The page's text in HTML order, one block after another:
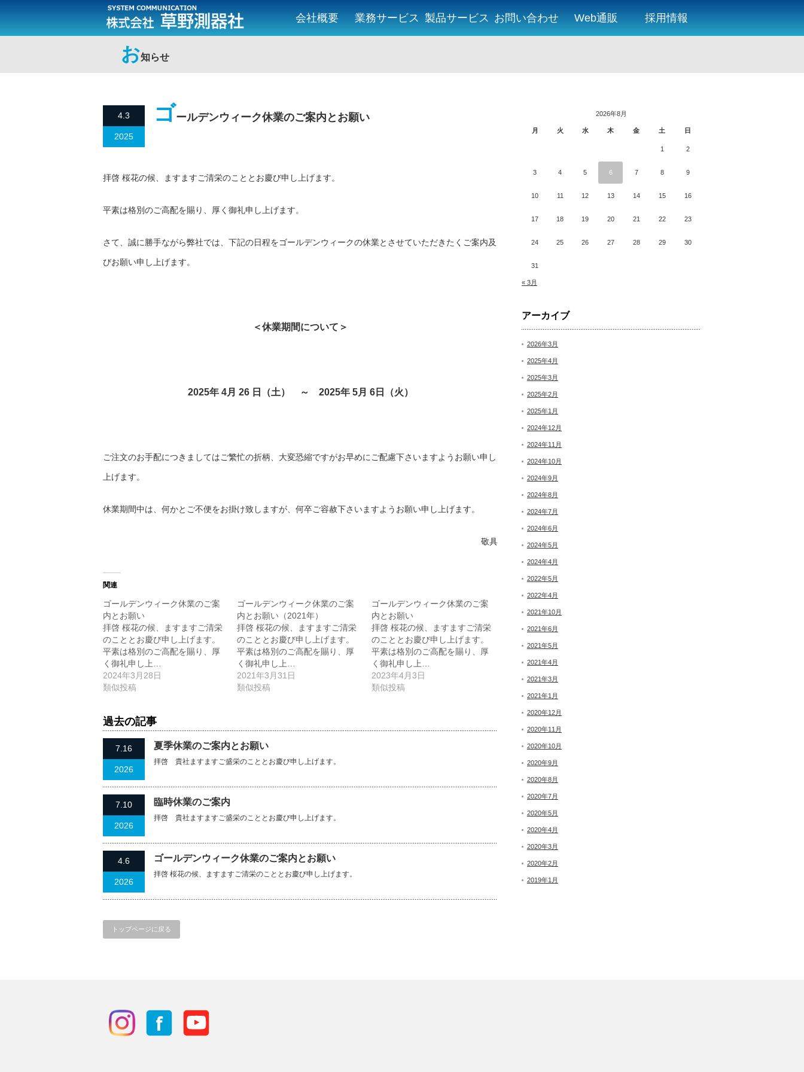
会社概要 業務サービス 製品サービス お問い合わせ Web通販 採用情報
お知らせ
4.3
2025
ゴールデンウィーク休業のご案内とお願い
拝啓 桜花の候、ますますご清栄のこととお慶び申し上げます。
平素は格別のご高配を賜り、厚く御礼申し上げます。
さて、誠に勝手ながら弊社では、下記の日程をゴールデンウィークの休業とさせていただきたくご案内及
びお願い申し上げます。
＜休業期間について＞
2025年 4月 26 日（土） ～ 2025年 5月 6日（火）
ご注文のお手配につきましてはご繁忙の折柄、大変恐縮ですがお早めにご配慮下さいますようお願い申し
上げます。
休業期間中は、何かとご不便をお掛け致しますが、何卒ご容赦下さいますようお願い申し上げます。
敬具
関連
ゴールデンウィーク休業のご案
内とお願い
拝啓 桜花の候、ますますご清栄
のこととお慶び申し上げます。
平素は格別のご高配を賜り、厚
く御礼申し上…
2024年3月28日
類似投稿
ゴールデンウィーク休業のご案
内とお願い（2021年）
拝啓 桜花の候、ますますご清栄
のこととお慶び申し上げます。
平素は格別のご高配を賜り、厚
く御礼申し上…
2021年3月31日
類似投稿
ゴールデンウィーク休業のご案
内とお願い
拝啓 桜花の候、ますますご清栄
のこととお慶び申し上げます。
平素は格別のご高配を賜り、厚
く御礼申し上…
2023年4月3日
類似投稿
過去の記事
7.16
2026
夏季休業のご案内とお願い
拝啓 貴社ますますご盛栄のこととお慶び申し上げます。
7.10
2026
臨時休業のご案内
拝啓 貴社ますますご盛栄のこととお慶び申し上げます。
4.6
2026
ゴールデンウィーク休業のご案内とお願い
拝啓 桜花の候、ますますご清栄のこととお慶び申し上げます。
トップページに戻る
2026年8月
月 火 水 木 金 土 日
1 2
3 4 5 6 7 8 9
10 11 12 13 14 15 16
17 18 19 20 21 22 23
24 25 26 27 28 29 30
31
« 3月
アーカイブ
2026年3月
2025年4月
2025年3月
2025年2月
2025年1月
2024年12月
2024年11月
2024年10月
2024年9月
2024年8月
2024年7月
2024年6月
2024年5月
2024年4月
2022年5月
2022年4月
2021年10月
2021年6月
2021年5月
2021年4月
2021年3月
2021年1月
2020年12月
2020年11月
2020年10月
2020年9月
2020年8月
2020年7月
2020年5月
2020年4月
2020年3月
2020年2月
2019年1月